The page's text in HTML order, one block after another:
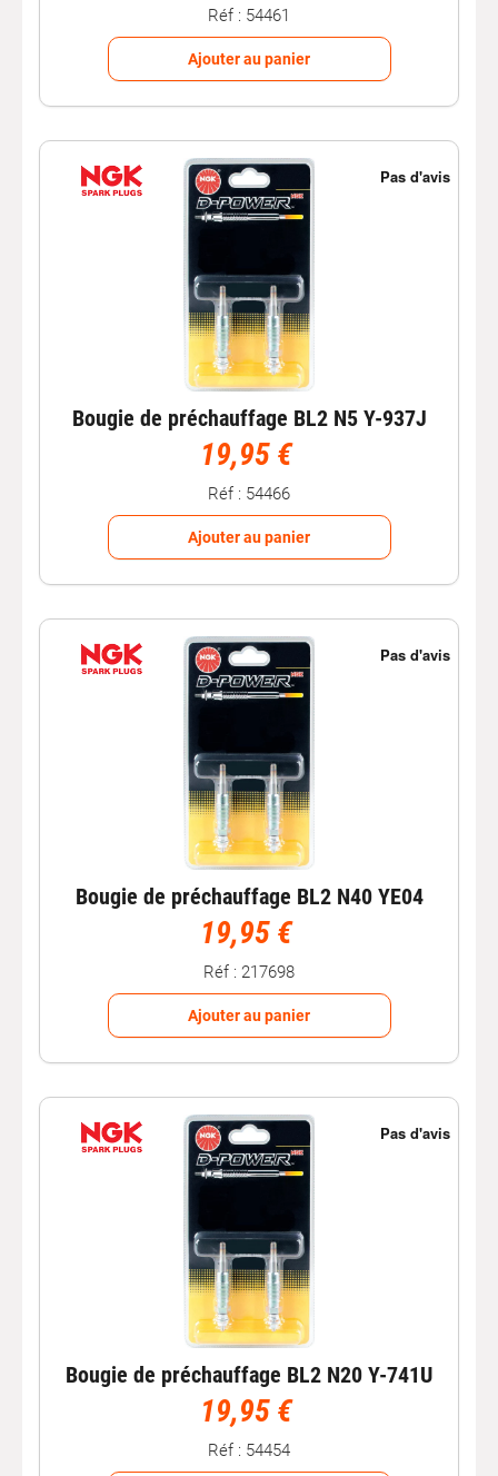
Réf : 54461
Ajouter au panier
Bougie de préchauffage BL2 N5 Y-937J
19,95 €
Réf : 54466
Ajouter au panier
Bougie de préchauffage BL2 N40 YE04
19,95 €
Réf : 217698
Ajouter au panier
Bougie de préchauffage BL2 N20 Y-741U
19,95 €
Réf : 54454